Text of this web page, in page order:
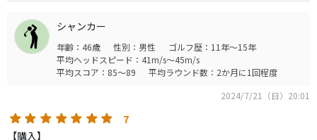
す。
CK pro Orange50Rと比べると素直で扱い易く伸びも出ます。1
日周って2回程度出る大きな一発はTBは出ない予感がします。
安定感が高いのでコース戦略に集中できるのでお勧めです。
シャンカー
年齢：46歳 性別：男性
ゴルフ歴：11年～15年
平均ヘッドスピード：41m/s～45m/s
平均スコア：85～89
平均ラウンド数：2か月に1回程度
2024/7/21（日）20:01
7
【購入】